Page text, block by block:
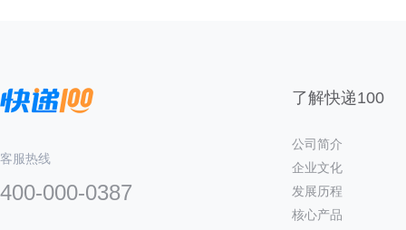
客服热线
400-000-0387
了解快递100
公司简介
企业文化
发展历程
核心产品